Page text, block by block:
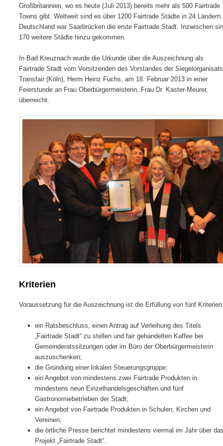
Großbritannien, wo es heute (Juli 2013) bereits mehr als 500 Fairtrade
Towns gibt. Weltweit sind es über 1200 Fairtrade Städte in 24
Deutschland war Saarbrücken die erste Fairtrade Stadt. Inzwischen
170 weitere Städte hinzu gekommen.
In Bad Kreuznach wurde die Urkunde über die Auszeichnung als
Fairtrade Stadt vom Vorsitzenden des Vorstandes der
Transfair (Köln), Herrn Heinz Fuchs, am 18. Februar 2013 in einer
Feierstunde an Frau Oberbürgermeisterin, Frau Dr. Kaster-Meurer,
überreicht.
Kriterien
Voraussetzung für die Auszeichnung ist die Erfüllung von fünf
ein Ratsbeschluss, einen Antrag auf Verleihung des Titels
„Fairtrade Stadt“ zu stellen und fair gehandelten Kaffee bei
Gemeinderatssitzungen oder im Büro der Oberbürgermeisterin
auszuschenken;
die Gründung einer lokalen Steuerungsgruppe;
ein Angebot von mindestens zwei Fairtrade Produkten in
mindestens neun Einzelhandelsgeschäften und fünf
Gastronomiebetrieben der Stadt;
ein Angebot von Fairtrade Produkten in Schulen, Kirchen und
Vereinen;
die örtliche Presse berichtet mindestens viermal im Jahr über
Projekt „Fairtrade Stadt“.